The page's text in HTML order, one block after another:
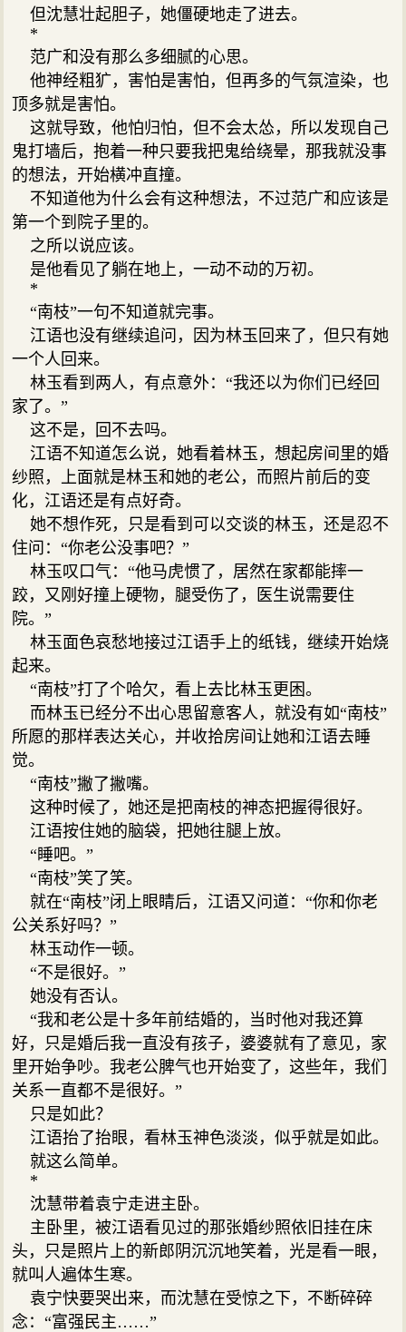
但沈慧壮起胆子，她僵硬地走了进去。
*
范广和没有那么多细腻的心思。
他神经粗犷，害怕是害怕，但再多的气氛渲染，也
顶多就是害怕。
这就导致，他怕归怕，但不会太怂，所以发现自己
鬼打墙后，抱着一种只要我把鬼给绕晕，那我就没事
的想法，开始横冲直撞。
不知道他为什么会有这种想法，不过范广和应该是
第一个到院子里的。
之所以说应该。
是他看见了躺在地上，一动不动的万初。
*
“南枝”一句不知道就完事。
江语也没有继续追问，因为林玉回来了，但只有她
一个人回来。
林玉看到两人，有点意外：“我还以为你们已经回
家了。”
这不是，回不去吗。
江语不知道怎么说，她看着林玉，想起房间里的婚
纱照，上面就是林玉和她的老公，而照片前后的变
化，江语还是有点好奇。
她不想作死，只是看到可以交谈的林玉，还是忍不
住问：“你老公没事吧？”
林玉叹口气：“他马虎惯了，居然在家都能摔一
跤，又刚好撞上硬物，腿受伤了，医生说需要住
院。”
林玉面色哀愁地接过江语手上的纸钱，继续开始烧
起来。
“南枝”打了个哈欠，看上去比林玉更困。
而林玉已经分不出心思留意客人，就没有如“南枝”
所愿的那样表达关心，并收拾房间让她和江语去睡
觉。
“南枝”撇了撇嘴。
这种时候了，她还是把南枝的神态把握得很好。
江语按住她的脑袋，把她往腿上放。
“睡吧。”
“南枝”笑了笑。
就在“南枝”闭上眼睛后，江语又问道：“你和你老
公关系好吗？”
林玉动作一顿。
“不是很好。”
她没有否认。
“我和老公是十多年前结婚的，当时他对我还算
好，只是婚后我一直没有孩子，婆婆就有了意见，家
里开始争吵。我老公脾气也开始变了，这些年，我们
关系一直都不是很好。”
只是如此？
江语抬了抬眼，看林玉神色淡淡，似乎就是如此。
就这么简单。
*
沈慧带着袁宁走进主卧。
主卧里，被江语看见过的那张婚纱照依旧挂在床
头，只是照片上的新郎阴沉沉地笑着，光是看一眼，
就叫人遍体生寒。
袁宁快要哭出来，而沈慧在受惊之下，不断碎碎
念：“富强民主……”